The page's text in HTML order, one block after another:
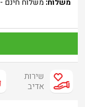
משלוח: משלוח חינם -
שירות
אדיב